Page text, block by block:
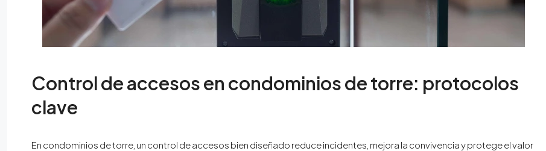
Control de accesos en condominios de torre: protocolos
clave
En condominios de torre, un control de accesos bien diseñado reduce incidentes, mejora la convivencia y protege el valor